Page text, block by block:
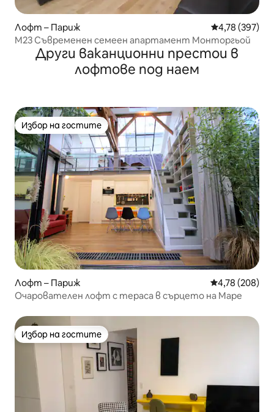
Лофт – Париж Средна
4,78 (397)
M23 Съвременен семеен апартамент Монторгьой
Други ваканционни престои в
лофтове под наем
Избор на гостите
Избор на гостите
Лофт – Париж Средна
4,78 (208)
Очарователен лофт с тераса в сърцето на Маре
Избор на гостите
Избор на гостите